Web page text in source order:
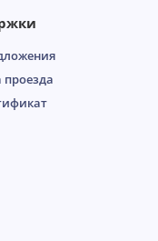
проезда